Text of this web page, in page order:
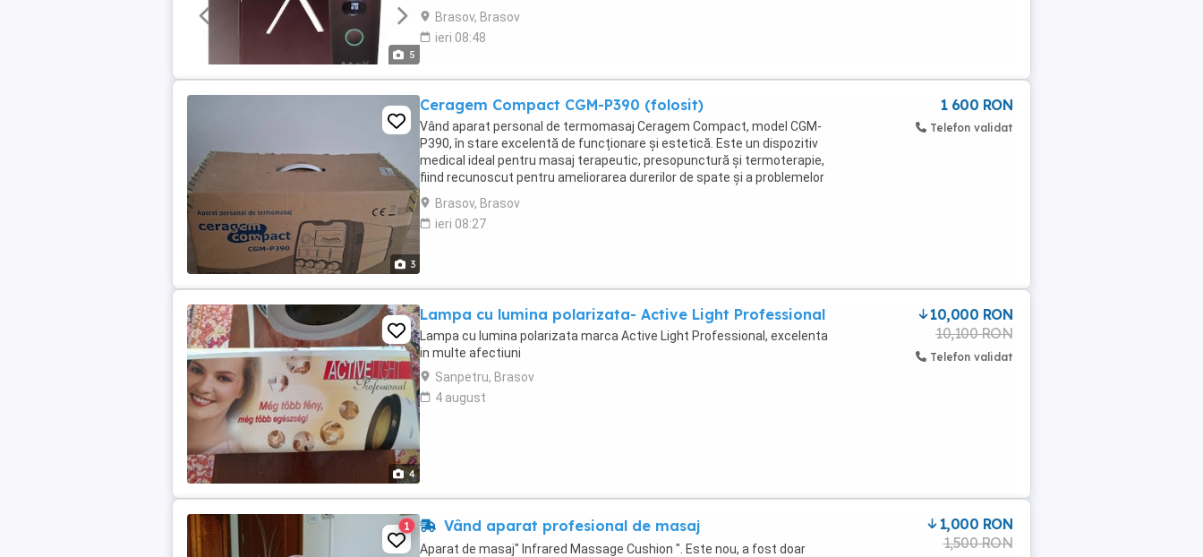
5
wrinkles, fine lines and visible ...
Brasov, Brasov
ieri 08:48
3
Ceragem Compact CGM-P390 (folosit)
Vând aparat personal de termomasaj Ceragem Compact, model CGM-
P390, în stare excelentă de funcționare și estetică. Este un dispozitiv
medical ideal pentru masaj terapeutic, presopunctură și termoterapie,
fiind recunoscut pentru ameliorarea durerilor de spate și a problemelor
de coloană. Aparatul a fost ...
Brasov, Brasov
ieri 08:27
1 600 RON
Telefon validat
4
Lampa cu lumina polarizata- Active Light Professional
Lampa cu lumina polarizata marca Active Light Professional, excelenta
in multe afectiuni
Sanpetru, Brasov
4 august
10,000 RON
10,100 RON
Telefon validat
1 Vând aparat profesional de masaj
Aparat de masaj" Infrared Massage Cushion ". Este nou, a fost doar
1,000 RON
1,500 RON